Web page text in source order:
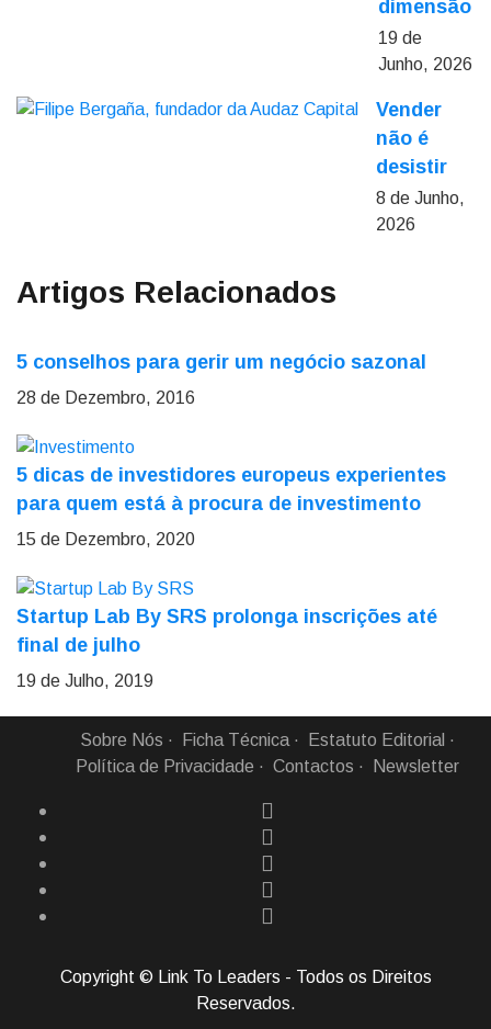
dimensão
19 de
Junho, 2026
Vender
não é
desistir
8 de Junho,
2026
Artigos Relacionados
5 conselhos para gerir um negócio sazonal
28 de Dezembro, 2016
5 dicas de investidores europeus experientes
para quem está à procura de investimento
15 de Dezembro, 2020
Startup Lab By SRS prolonga inscrições até
final de julho
19 de Julho, 2019
Sobre Nós Ficha Técnica
Estatuto Editorial
Política de Privacidade
Contactos Newsletter
Copyright © Link To Leaders - Todos os Direitos
Reservados.